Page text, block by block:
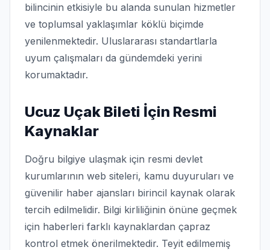
bilincinin etkisiyle bu alanda sunulan hizmetler
ve toplumsal yaklaşımlar köklü biçimde
yenilenmektedir. Uluslararası standartlarla
uyum çalışmaları da gündemdeki yerini
korumaktadır.
Ucuz Uçak Bileti İçin Resmi
Kaynaklar
Doğru bilgiye ulaşmak için resmi devlet
kurumlarının web siteleri, kamu duyuruları ve
güvenilir haber ajansları birincil kaynak olarak
tercih edilmelidir. Bilgi kirliliğinin önüne geçmek
için haberleri farklı kaynaklardan çapraz
kontrol etmek önerilmektedir. Teyit edilmemiş